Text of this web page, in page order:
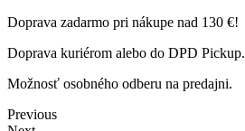
Doprava zadarmo pri nákupe nad 130 €!
Doprava kuriérom alebo do DPD Pickup.
Možnosť osobného odberu na predajni.
Previous